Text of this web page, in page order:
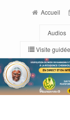
Accueil
Audios
Visite